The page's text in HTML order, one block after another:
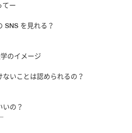
てー
SNS を見れる？
のイメージ
いことは認められるの？
いの？